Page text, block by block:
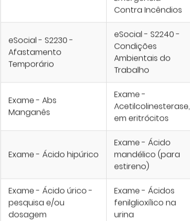
Contra Incêndios
eSocial - S2230 -
Afastamento
Temporário
eSocial - S2240 -
Condições
Ambientais do
Trabalho
Exame - Abs
Manganês
Exame -
Acetilcolinesterase,
em eritrócitos
Exame - Ácido hipúrico
Exame - Ácido
mandélico (para
estireno)
Exame - Ácido úrico -
pesquisa e/ou
dosagem
Exame - Ácidos
fenilglioxílico na
urina